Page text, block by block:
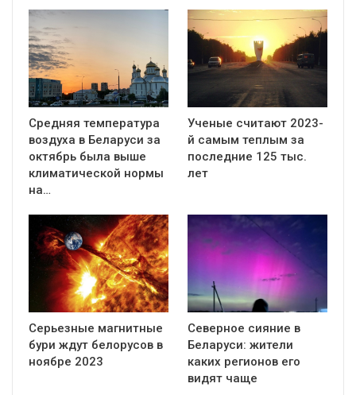
Средняя температура
воздуха в Беларуси за
октябрь была выше
климатической нормы
на…
Ученые считают 2023-
й самым теплым за
последние 125 тыс.
лет
Серьезные магнитные
бури ждут белорусов в
ноябре 2023
Северное сияние в
Беларуси: жители
каких регионов его
видят чаще